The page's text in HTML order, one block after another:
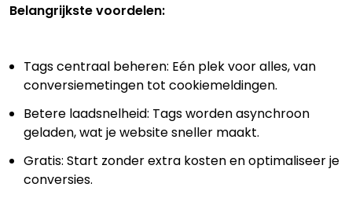
Belangrijkste voordelen:
Tags centraal beheren: Eén plek voor alles, van
conversiemetingen tot cookiemeldingen.
Betere laadsnelheid: Tags worden asynchroon
geladen, wat je website sneller maakt.
Gratis: Start zonder extra kosten en optimaliseer je
conversies.